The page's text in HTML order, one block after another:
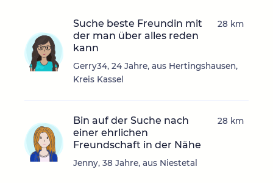
Suche beste Freundin mit
der man über alles reden
kann
Gerry34, 24 Jahre, aus Hertingshausen,
Kreis Kassel
28 km
Bin auf der Suche nach
einer ehrlichen
Freundschaft in der Nähe
Jenny, 38 Jahre, aus Niestetal
28 km